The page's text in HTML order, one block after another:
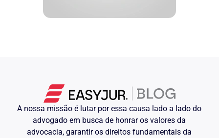
A nossa missão é lutar por essa causa lado a lado do
advogado em busca de honrar os valores da
advocacia, garantir os direitos fundamentais da